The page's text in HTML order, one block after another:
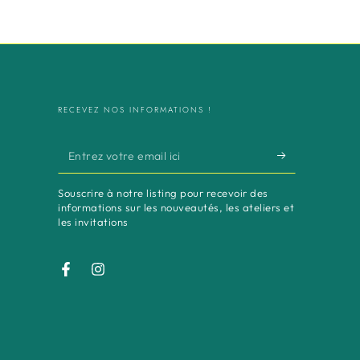
RECEVEZ NOS INFORMATIONS !
Entrez
votre
email
ici
Souscrire à notre listing pour recevoir des
informations sur les nouveautés, les ateliers et
les invitations
FacebookInstagram